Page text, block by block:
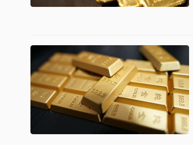
TRÁI
PHIẾU
CÔNG